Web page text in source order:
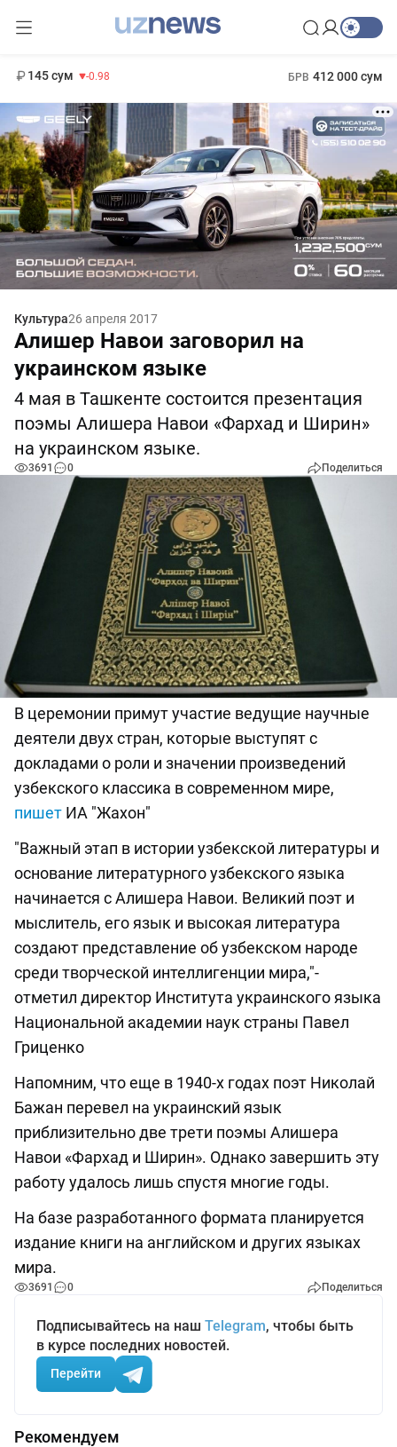
145 сум -0.98 БРВ 412 000 сум
Культура26 апреля 2017
Алишер Навои заговорил на
украинском языке
4 мая в Ташкенте состоится презентация
поэмы Алишера Навои «Фархад и Ширин»
на украинском языке.
3691 0 Поделиться
В церемонии примут участие ведущие научные
деятели двух стран, которые выступят с
докладами о роли и значении произведений
узбекского классика в современном мире,
пишет ИА "Жахон"
"Важный этап в истории узбекской литературы и
основание литературного узбекского языка
начинается с Алишера Навои. Великий поэт и
мыслитель, его язык и высокая литература
создают представление об узбекском народе
среди творческой интеллигенции мира,"-
отметил директор Института украинского языка
Национальной академии наук страны Павел
Гриценко
Напомним, что еще в 1940-х годах поэт Николай
Бажан перевел на украинский язык
приблизительно две трети поэмы Алишера
Навои «Фархад и Ширин». Однако завершить эту
работу удалось лишь спустя многие годы.
На базе разработанного формата планируется
издание книги на английском и других языках
мира.
3691 0 Поделиться
Подписывайтесь на наш Telegram, чтобы быть
в курсе последних новостей.
Перейти
Рекомендуем